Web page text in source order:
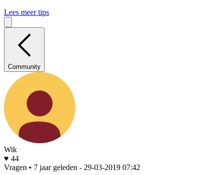
Lees meer tips
Community
Wik
♥ 44
Vragen • 7 jaar geleden - 29-03-2019 07:42